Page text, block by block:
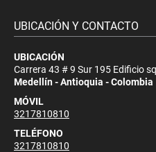
UBICACIÓN Y CONTACTO
UBICACIÓN
Carrera 43 # 9 Sur 195 Edificio
Medellín - Antioquia - Colombia
MÓVIL
3217810810
TELÉFONO
3217810810